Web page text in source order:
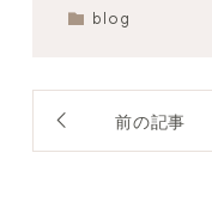
blog
前の記事